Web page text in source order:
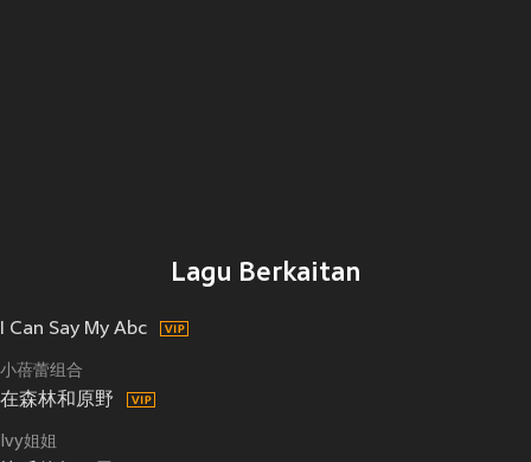
Lagu Berkaitan
I Can Say My Abc
小蓓蕾组合
在森林和原野
Ivy姐姐